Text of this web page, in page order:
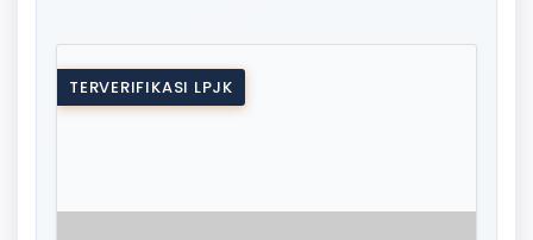
TERVERIFIKASI LPJK